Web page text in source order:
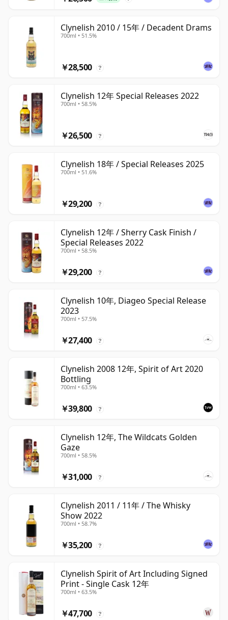
Clynelish 2010 / 15年 / Decadent Drams
700ml • 51.5%
￥28,500 ?
Clynelish 12年 Special Releases 2022
700ml • 58.5%
￥26,500 ?
Clynelish 18年 / Special Releases 2025
700ml • 51.6%
￥29,200 ?
Clynelish 12年 / Sherry Cask Finish /
Special Releases 2022
700ml • 58.5%
￥29,200 ?
Clynelish 10年, Diageo Special Release
2023
700ml • 57.5%
￥27,400 ?
Clynelish 2008 12年, Spirit of Art 2020
Bottling
700ml • 63.5%
￥39,800 ?
Clynelish 12年, The Wildcats Golden
Gaze
700ml • 58.5%
￥31,000 ?
Clynelish 2011 / 11年 / The Whisky
Show 2022
700ml • 58.7%
￥35,200 ?
Clynelish Spirit of Art Including Signed
Print - Single Cask 12年
700ml • 63.5%
￥47,700 ?